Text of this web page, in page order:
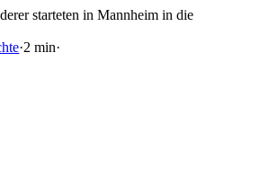
starteten in Mannheim in die
·2 min·